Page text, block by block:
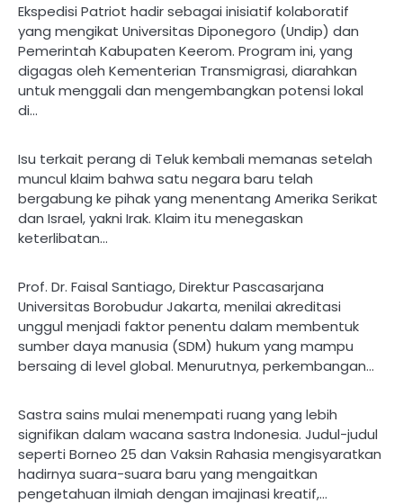
Ekspedisi Patriot hadir sebagai inisiatif kolaboratif
yang mengikat Universitas Diponegoro (Undip) dan
Pemerintah Kabupaten Keerom. Program ini, yang
digagas oleh Kementerian Transmigrasi, diarahkan
untuk menggali dan mengembangkan potensi lokal
di…
Isu terkait perang di Teluk kembali memanas setelah
muncul klaim bahwa satu negara baru telah
bergabung ke pihak yang menentang Amerika Serikat
dan Israel, yakni Irak. Klaim itu menegaskan
keterlibatan…
Prof. Dr. Faisal Santiago, Direktur Pascasarjana
Universitas Borobudur Jakarta, menilai akreditasi
unggul menjadi faktor penentu dalam membentuk
sumber daya manusia (SDM) hukum yang mampu
bersaing di level global. Menurutnya, perkembangan…
Sastra sains mulai menempati ruang yang lebih
signifikan dalam wacana sastra Indonesia. Judul-judul
seperti Borneo 25 dan Vaksin Rahasia mengisyaratkan
hadirnya suara-suara baru yang mengaitkan
pengetahuan ilmiah dengan imajinasi kreatif,…